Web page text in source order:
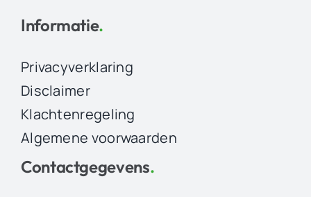
Informatie.
Privacyverklaring
Disclaimer
Klachtenregeling
Algemene voorwaarden
Contactgegevens.